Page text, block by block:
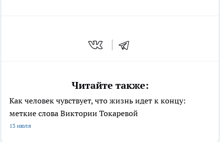
Читайте также:
Как человек чувствует, что жизнь идет к концу:
меткие слова Виктории Токаревой
13 июля